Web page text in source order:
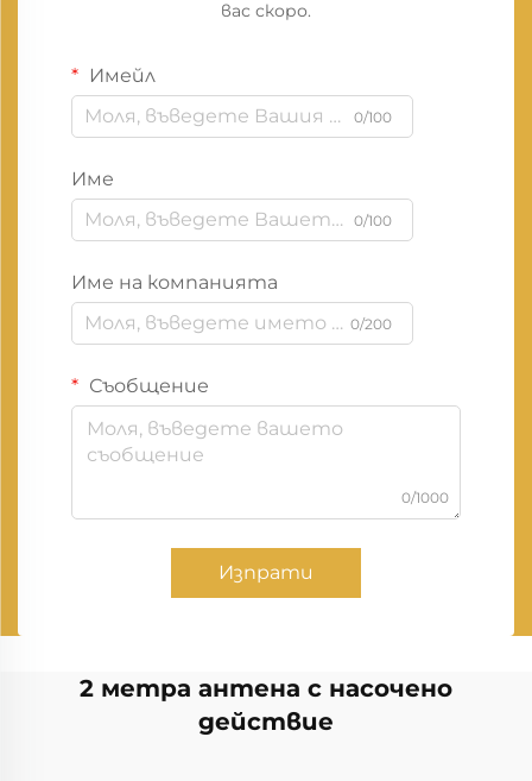
вас скоро.
Имейл
0/100
Име
0/100
Име на компанията
0/200
Съобщение
0/1000
Изпрати
2 метра антена с насочено
действие